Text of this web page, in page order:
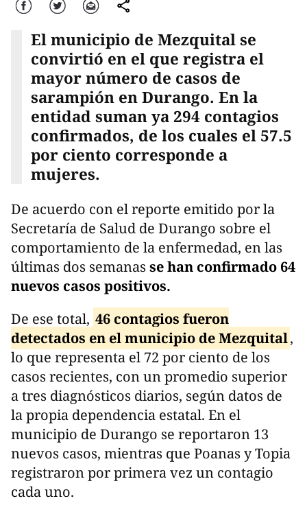
Facebook Twitter Correo comparte
El municipio de Mezquital se
convirtió en el que registra el
mayor número de casos de
sarampión en Durango. En la
entidad suman ya 294 contagios
confirmados, de los cuales el 57.5
por ciento corresponde a
mujeres.
De acuerdo con el reporte emitido por la
Secretaría de Salud de Durango sobre el
comportamiento de la enfermedad, en las
últimas dos semanas se han confirmado 64
nuevos casos positivos.
De ese total, 46 contagios fueron
detectados en el municipio de Mezquital,
lo que representa el 72 por ciento de los
casos recientes, con un promedio superior
a tres diagnósticos diarios, según datos de
la propia dependencia estatal. En el
municipio de Durango se reportaron 13
nuevos casos, mientras que Poanas y Topia
registraron por primera vez un contagio
cada uno.